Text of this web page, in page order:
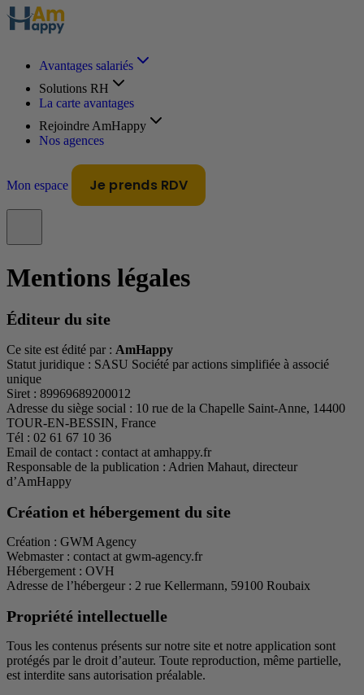
Avantages salariés
Solutions RH
La carte avantages
Rejoindre AmHappy
Nos agences
Mon espace Je prends RDV
Mentions légales
Éditeur du site
Ce site est édité par : AmHappy
Statut juridique : SASU Société par actions simplifiée à associé
unique
Siret : 89969689200012
Adresse du siège social : 10 rue de la Chapelle Saint-Anne, 14400
TOUR-EN-BESSIN, France
Tél : 02 61 67 10 36
Email de contact : contact at amhappy.fr
Responsable de la publication : Adrien Mahaut, directeur
d’AmHappy
Création et hébergement du site
Création : GWM Agency
Webmaster : contact at gwm-agency.fr
Hébergement : OVH
Adresse de l’hébergeur : 2 rue Kellermann, 59100 Roubaix
Propriété intellectuelle
Tous les contenus présents sur notre site et notre application sont
protégés par le droit d’auteur. Toute reproduction, même partielle,
est interdite sans autorisation préalable.